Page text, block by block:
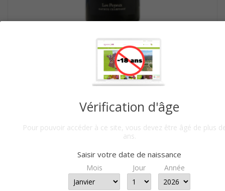
SAUMUR CHAMPIGNY 2019...
11,40 €PAR 6 BTLLES
Vérification d'âge
Pour pouvoir accéder à ce site, vous devez être âgé de plus
ans.
Saisir votre date de naissance
Mois Jour Année